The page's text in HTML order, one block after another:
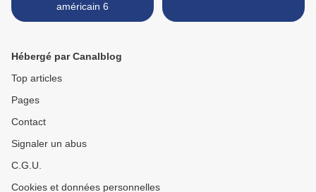
américain 6
Hébergé par Canalblog
Top articles
Pages
Contact
Signaler un abus
C.G.U.
Cookies et données personnelles